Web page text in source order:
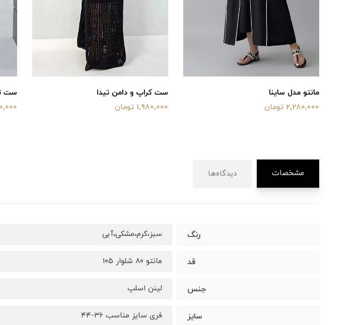
ست کراپ و دامن تیدا
ست تاپ و کاردیگان مدل
مشخصات دیدگاه‌ها
رنگ سبز،کرم،مشکی،آبی
قد مانتو ۸۰ شلوار ۱۰۵
جنس لینن اسلپ
سایز فری سایز مناسب ۳۶-۴۴